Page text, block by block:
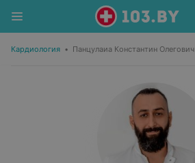
Кардиология • Панцулаиа Константин Олегович